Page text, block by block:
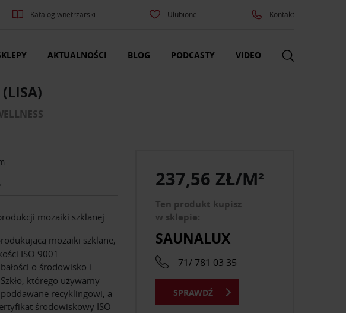
Katalog wnętrzarski Ulubione Kontakt
AKTUALNOŚCI BLOG PODCASTY VIDEO
mozaiki szklanej.
mozaiki szklane,
ISO 9001.
o środowisko i
którego używamy
recyklingowi, a
środowiskowy ISO
237,56 ZŁ/M²
Ten produkt kupisz
w sklepie:
SAUNALUX
71/ 781 03 35
SPRAWDŹ